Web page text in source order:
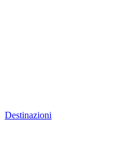
Destinazioni